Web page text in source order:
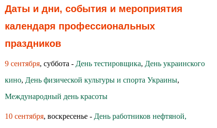
Даты и дни, события и мероприятия
календаря профессиональных
праздников
9 сентября, суббота - День тестировщика, День украинского
кино, День физической культуры и спорта Украины,
Международный день красоты
10 сентября, воскресенье - День работников нефтяной,